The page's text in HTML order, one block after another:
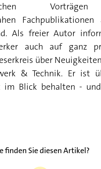
Als freier Autor
auch auf ganz
über
& Technik. Er ist
im Blick behalten -
finden Sie diesen Artikel?